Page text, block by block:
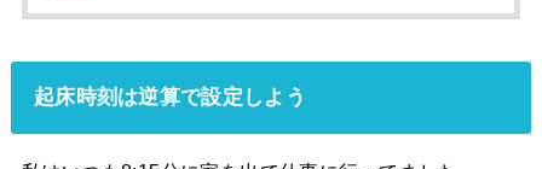
起床時刻は逆算で設定しよう